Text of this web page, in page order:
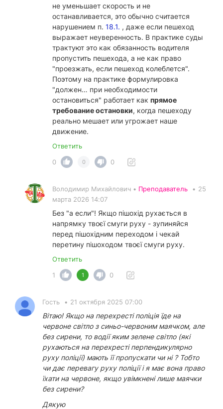
не уменьшает скорость и не
останавливается, это обычно считается
нарушением п. 18.1. , даже если пешеход
выражает неуверенность. В практике суды
трактуют это как обязанность водителя
пропустить пешехода, а не как право
"проезжать, если пешеход колеблется".
Поэтому на практике формулировка
"должен… при необходимости
остановиться" работает как прямое
требование остановки, когда пешеходу
реально мешает или угрожает наше
движение.
Ответить
0
0 0
Володимир Михайлович • Преподаватель • 25
марта 2026 14:07
Без "а если"! Якщо пішохід рухається в
напрямку твоєї смуги руху - зупиняйся
перед пішохідним переходом і чекай
перетину пішоходом твоєї смуги руху.
Ответить
1
1 0
Гость • 21 октября 2025 07:00
Вітаю! Якщо на перехресті поліція їде на
червоне світло з синьо-червоним маячком, але
без сирени, то водії яким зелене світло (які
рухаються на перехресті перпендикулярно
руху поліції) мають її пропускати чи ні ? Тобто
чи дає перевагу руху поліції і я має вона право
їхати на червоне, якщо увімкнені лише маячки
без сирени?
Дякую